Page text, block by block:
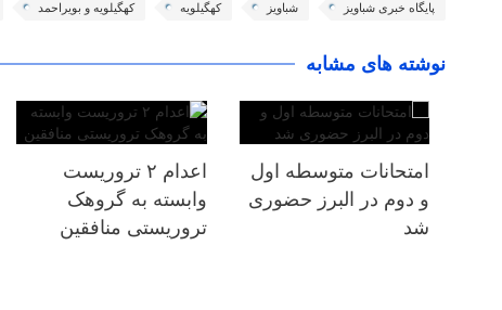
پایگاه خبری شباویز شباویز کهگیلویه کهگیلویه و بویراحمد
نوشته های مشابه
امتحانات متوسطه اول
و دوم در البرز حضوری
شد
اعدام ۲ تروریست
وابسته به گروهک
تروریستی منافقین